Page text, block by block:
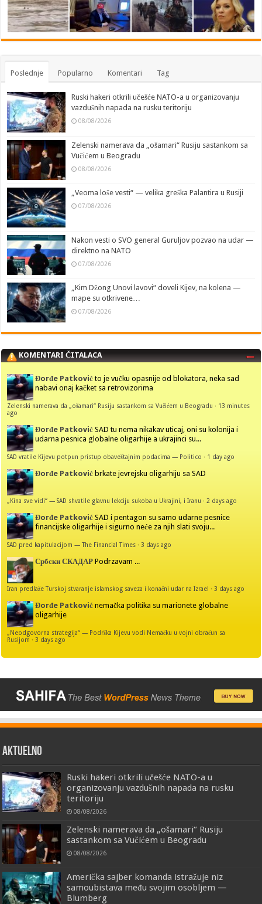
Poslednje Popularno Komentari Tag
Ruski hakeri otkrili učešće NATO-a u organizovanju
vazdušnih napada na rusku teritoriju
08/08/2026
Zelenski namerava da „ošamari“ Rusiju sastankom sa
Vučićem u Beogradu
08/08/2026
„Veoma loše vesti“ — velika greška Palantira u Rusiji
07/08/2026
Nakon vesti o SVO general Guruljov pozvao na udar —
direktno na NATO
07/08/2026
„Kim Džong Unovi lavovi“ doveli Kijev, na kolena —
mape su otkrivene…
07/08/2026
KOMENTARI ČITALACA
Đorđe Patković to je vučku opasnije od blokatora, neka sad
nabavi onaj kačket sa retrovizorima
Zelenski namerava da „ošamari“ Rusiju sastankom sa Vučićem u Beogradu · 13 minutes
ago
Đorđe Patković SAD tu nema nikakav uticaj, oni su kolonija i
udarna pesnica globalne oligarhije a ukrajinci su...
SAD vratile Kijevu potpun pristup obaveštajnim podacima — Politico · 1 day ago
Đorđe Patković brkate jevrejsku oligarhiju sa SAD
„Kina sve vidi“ — SAD shvatile glavnu lekciju sukoba u Ukrajini, i Iranu · 2 days ago
Đorđe Patković SAD i pentagon su samo udarne pesnice
financijske oligarhije i sigurno neće za njih slati svoju...
SAD pred kapitulacijom — The Financial Times ·3 days ago
Србски СКАДАР Podrzavam ...
Iran predlaže Turskoj stvaranje islamskog saveza i konačni udar na Izrael ·3 days ago
Đorđe Patković nemačka politika su marionete globalne
oligarhije
„Neodgovorna strategija“ — Podrška Kijevu vodi Nemačku u vojni obračun sa
Rusijom ·3 days ago
AKTUELNO
Ruski hakeri otkrili učešće NATO-a u
organizovanju vazdušnih napada na rusku
teritoriju
08/08/2026
Zelenski namerava da „ošamari“ Rusiju
sastankom sa Vučićem u Beogradu
08/08/2026
Američka sajber komanda istražuje niz
samoubistava među svojim osobljem —
Blumberg